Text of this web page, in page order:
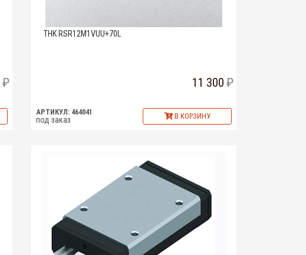
THK RSR12M1VUU+70L
11 300
АРТИКУЛ: 464041
под заказ В КОРЗИНУ